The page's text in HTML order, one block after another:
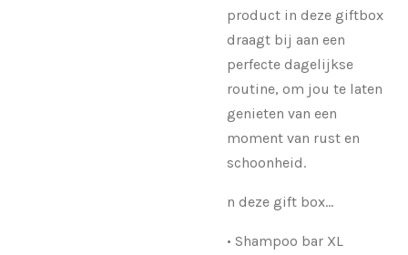
product in deze giftbox
draagt bij aan een
perfecte dagelijkse
routine, om jou te laten
genieten van een
moment van rust en
schoonheid.
n deze gift box...
• Shampoo bar XL